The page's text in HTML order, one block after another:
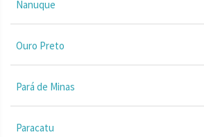
Nanuque
Ouro Preto
Pará de Minas
Paracatu